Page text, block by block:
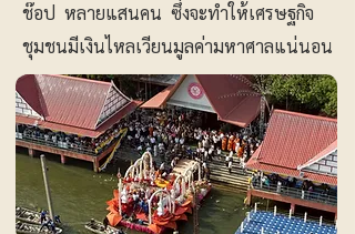
ช๊อป หลายแสนคน ซึ่งจะทำให้เศรษฐกิจ
ชุมชนมีเงินไหลเวียนมูลค่ามหาศาลแน่นอน